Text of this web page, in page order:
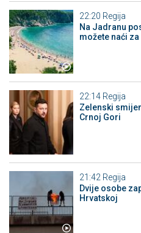
22:20 Regija
Na Jadranu
možete naći
22:14 Regija
Zelenski
Crnoj Gori
21:42 Regija
Dvije osobe
Hrvatskoj